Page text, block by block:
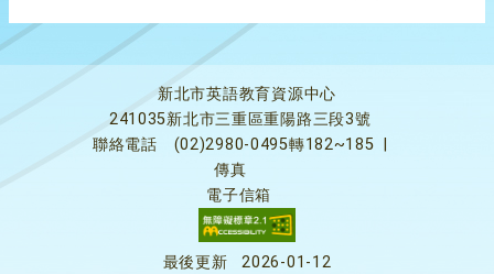
新北市英語教育資源中心
241035新北市三重區重陽路三段3號
聯絡電話
(02)2980-0495轉182~185
傳真
電子信箱
最後更新 2026-01-12